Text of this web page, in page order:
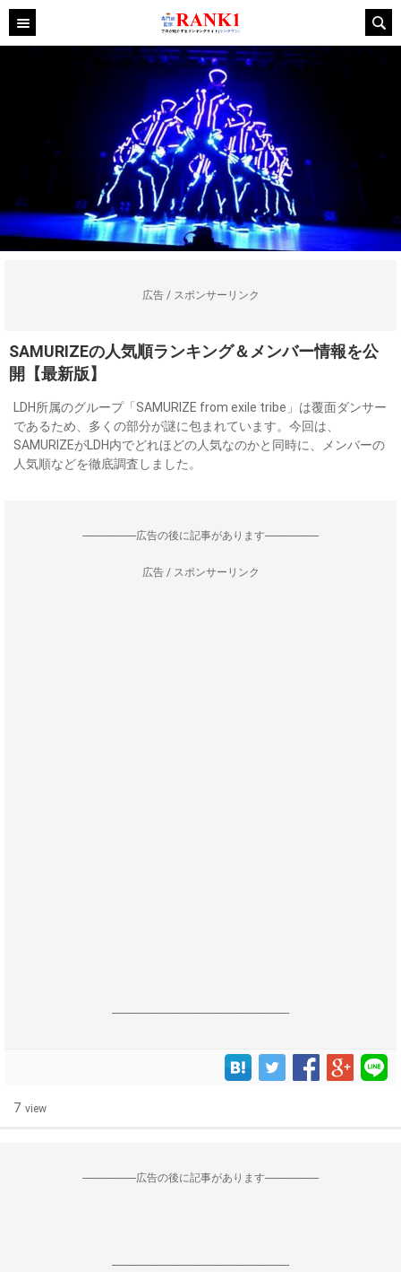
広告 / スポンサーリンク
SAMURIZEの人気順ランキング＆メンバー情報を公
開【最新版】
LDH所属のグループ「SAMURIZE from exile tribe」は覆面ダンサー
であるため、多くの部分が謎に包まれています。今回は、
SAMURIZEがLDH内でどれほどの人気なのかと同時に、メンバーの
人気順などを徹底調査しました。
--------------------広告の後に記事があります--------------------
広告 / スポンサーリンク
------------------------------------------------------------------
7 view
--------------------広告の後に記事があります--------------------
------------------------------------------------------------------